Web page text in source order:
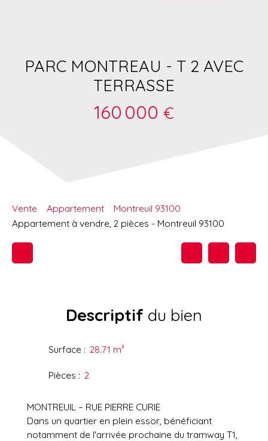
PARC MONTREAU - T 2 AVEC
TERRASSE
160 000 €
Vente Appartement
Montreuil 93100
Appartement à vendre, 2 pièces - Montreuil 93100
Descriptif du bien
Surface : 28.71 m²
Pièces : 2
MONTREUIL – RUE PIERRE CURIE
Dans un quartier en plein essor, bénéficiant
notamment de l'arrivée prochaine du tramway T1,